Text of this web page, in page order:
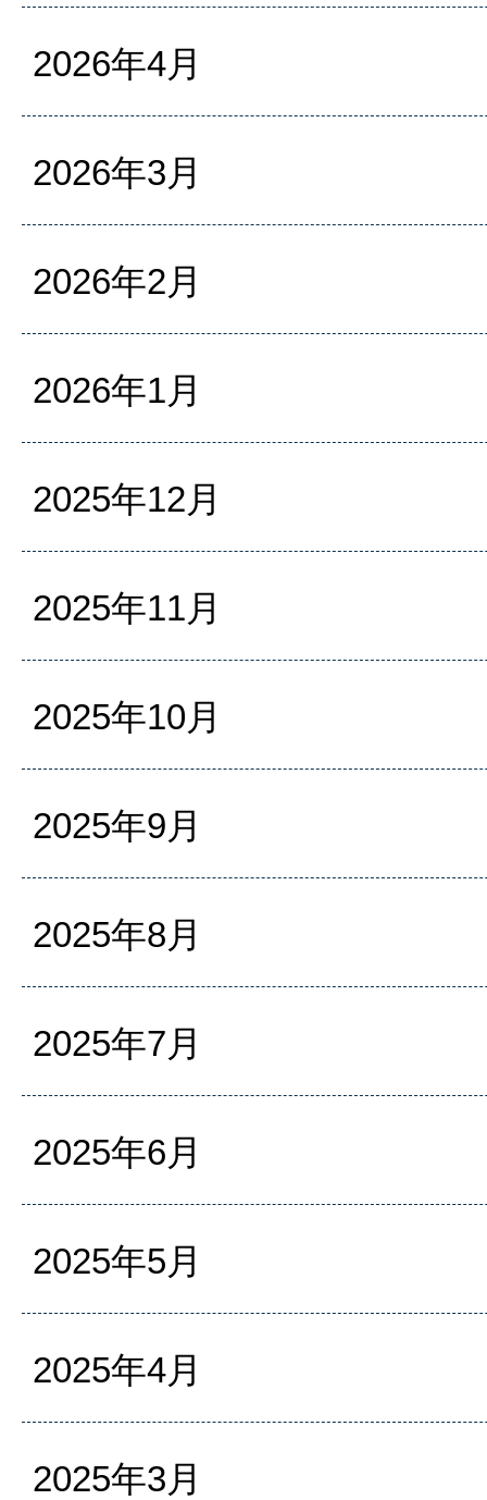
2026年4月
2026年3月
2026年2月
2026年1月
2025年12月
2025年11月
2025年10月
2025年9月
2025年8月
2025年7月
2025年6月
2025年5月
2025年4月
2025年3月